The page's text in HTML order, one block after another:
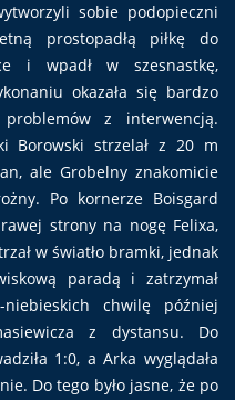
sobie podopieczni
prostopadłą piłkę do
i wpadł w szesnastkę,
okazała się bardzo
z interwencją.
Borowski strzelał z 20 m
ale Grobelny znakomicie
Po kornerze Boisgard
strony na nogę Felixa,
w światło bramki, jednak
paradą i zatrzymał
niebieskich chwilę później
z dystansu. Do
1:0, a Arka wyglądała
Do tego było jasne, że po